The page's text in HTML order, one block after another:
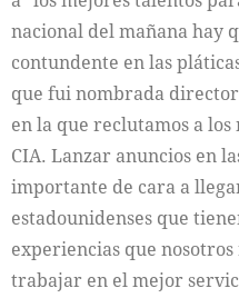
nacional del mañana hay
contundente en las
que fui nombrada
en la que reclutamos a
CIA. Lanzar anuncios en
importante de cara a
estadounidenses que
experiencias que
trabajar en el mejor